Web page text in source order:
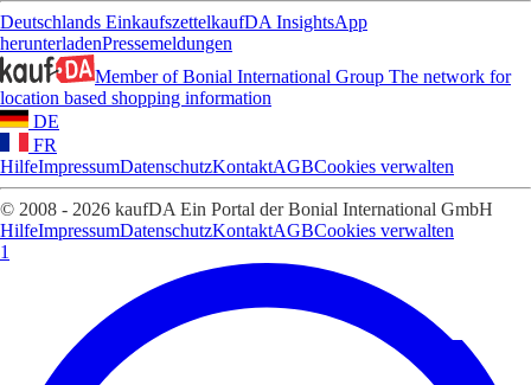
Deutschlands EinkaufszettelkaufDA InsightsApp
herunterladenPressemeldungen
Member of Bonial International Group The network for
location based shopping information
DE
FR
HilfeImpressumDatenschutzKontaktAGBCookies verwalten
© 2008 - 2026 kaufDA Ein Portal der Bonial International GmbH
HilfeImpressumDatenschutzKontaktAGBCookies verwalten
1